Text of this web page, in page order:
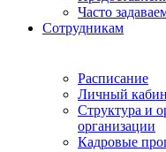
Часто
Сотрудникам
Расписание
Личный
Структура и
организации
Кадровые